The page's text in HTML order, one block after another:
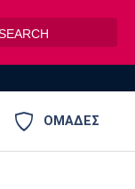
ΟΜΑΔΕΣ